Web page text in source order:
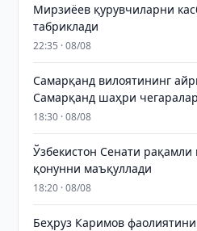
Мирзиёев қурувчиларни
табриклади
22:35 · 08/08
Самарқанд вилоятининг
Самарқанд шаҳри
18:30 · 08/08
Ўзбекистон Сенати рақамли
қонунни маъқуллади
18:20 · 08/08
Беҳруз Каримов